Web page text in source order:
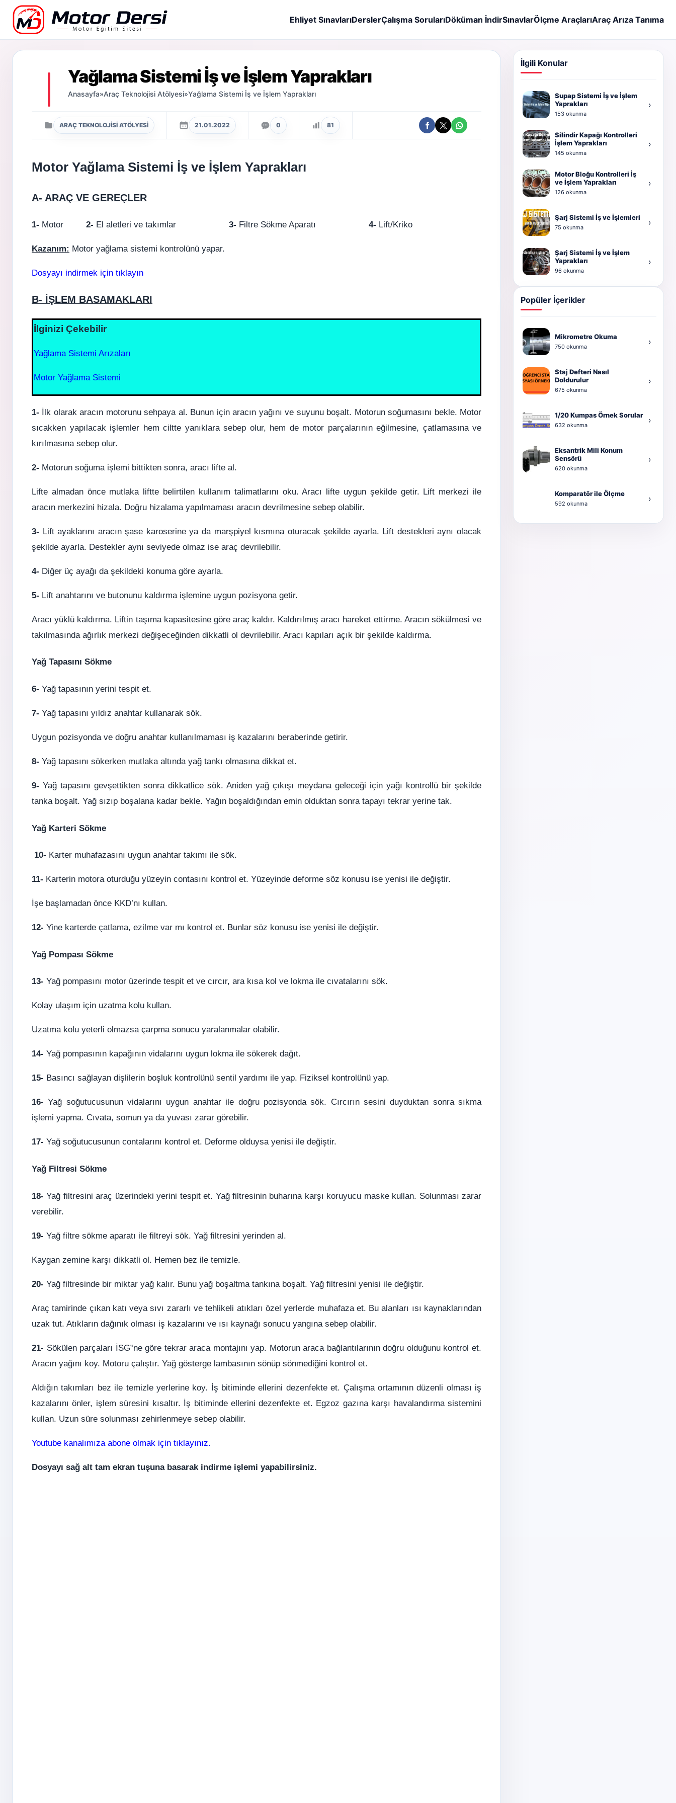
Motor Dersi
Ehliyet SınavlarıDerslerÇalışma SorularıDöküman İndirSınavlarÖlçme AraçlarıAraç Arıza Tanıma
Yağlama Sistemi İş ve İşlem Yaprakları
Anasayfa»Araç Teknolojisi Atölyesi»Yağlama Sistemi İş ve İşlem Yaprakları
ARAÇ TEKNOLOJISI ATÖLYESI 21.01.2022 0 81
Motor Yağlama Sistemi İş ve İşlem Yaprakları
A- ARAÇ VE GEREÇLER
1- Motor 2- El aletleri ve takımlar 3- Filtre Sökme Aparatı 4- Lift/Kriko
Kazanım: Motor yağlama sistemi kontrolünü yapar.
Dosyayı indirmek için tıklayın
B- İŞLEM BASAMAKLARI
İlginizi Çekebilir
Yağlama Sistemi Arızaları
Motor Yağlama Sistemi
1- İlk olarak aracın motorunu sehpaya al. Bunun için aracın yağını ve suyunu boşalt. Motorun soğumasını bekle. Motor
sıcakken yapılacak işlemler hem ciltte yanıklara sebep olur, hem de motor parçalarının eğilmesine, çatlamasına ve
kırılmasına sebep olur.
2- Motorun soğuma işlemi bittikten sonra, aracı lifte al.
Lifte almadan önce mutlaka liftte belirtilen kullanım talimatlarını oku. Aracı lifte uygun şekilde getir. Lift merkezi ile
aracın merkezini hizala. Doğru hizalama yapılmaması aracın devrilmesine sebep olabilir.
3- Lift ayaklarını aracın şase karoserine ya da marşpiyel kısmına oturacak şekilde ayarla. Lift destekleri aynı olacak
şekilde ayarla. Destekler aynı seviyede olmaz ise araç devrilebilir.
4- Diğer üç ayağı da şekildeki konuma göre ayarla.
5- Lift anahtarını ve butonunu kaldırma işlemine uygun pozisyona getir.
Aracı yüklü kaldırma. Liftin taşıma kapasitesine göre araç kaldır. Kaldırılmış aracı hareket ettirme. Aracın sökülmesi ve
takılmasında ağırlık merkezi değişeceğinden dikkatli ol devrilebilir. Aracı kapıları açık bir şekilde kaldırma.
Yağ Tapasını Sökme
6- Yağ tapasının yerini tespit et.
7- Yağ tapasını yıldız anahtar kullanarak sök.
Uygun pozisyonda ve doğru anahtar kullanılmaması iş kazalarını beraberinde getirir.
8- Yağ tapasını sökerken mutlaka altında yağ tankı olmasına dikkat et.
9- Yağ tapasını gevşettikten sonra dikkatlice sök. Aniden yağ çıkışı meydana geleceği için yağı kontrollü bir şekilde
tanka boşalt. Yağ sızıp boşalana kadar bekle. Yağın boşaldığından emin olduktan sonra tapayı tekrar yerine tak.
Yağ Karteri Sökme
10- Karter muhafazasını uygun anahtar takımı ile sök.
11- Karterin motora oturduğu yüzeyin contasını kontrol et. Yüzeyinde deforme söz konusu ise yenisi ile değiştir.
İşe başlamadan önce KKD’nı kullan.
12- Yine karterde çatlama, ezilme var mı kontrol et. Bunlar söz konusu ise yenisi ile değiştir.
Yağ Pompası Sökme
13- Yağ pompasını motor üzerinde tespit et ve cırcır, ara kısa kol ve lokma ile cıvatalarını sök.
Kolay ulaşım için uzatma kolu kullan.
Uzatma kolu yeterli olmazsa çarpma sonucu yaralanmalar olabilir.
14- Yağ pompasının kapağının vidalarını uygun lokma ile sökerek dağıt.
15- Basıncı sağlayan dişlilerin boşluk kontrolünü sentil yardımı ile yap. Fiziksel kontrolünü yap.
16- Yağ soğutucusunun vidalarını uygun anahtar ile doğru pozisyonda sök. Cırcırın sesini duyduktan sonra sıkma
işlemi yapma. Cıvata, somun ya da yuvası zarar görebilir.
17- Yağ soğutucusunun contalarını kontrol et. Deforme olduysa yenisi ile değiştir.
Yağ Filtresi Sökme
18- Yağ filtresini araç üzerindeki yerini tespit et. Yağ filtresinin buharına karşı koruyucu maske kullan. Solunması zarar
verebilir.
19- Yağ filtre sökme aparatı ile filtreyi sök. Yağ filtresini yerinden al.
Kaygan zemine karşı dikkatli ol. Hemen bez ile temizle.
20- Yağ filtresinde bir miktar yağ kalır. Bunu yağ boşaltma tankına boşalt. Yağ filtresini yenisi ile değiştir.
Araç tamirinde çıkan katı veya sıvı zararlı ve tehlikeli atıkları özel yerlerde muhafaza et. Bu alanları ısı kaynaklarından
uzak tut. Atıkların dağınık olması iş kazalarını ve ısı kaynağı sonucu yangına sebep olabilir.
21- Sökülen parçaları İSG‟ne göre tekrar araca montajını yap. Motorun araca bağlantılarının doğru olduğunu kontrol et.
Aracın yağını koy. Motoru çalıştır. Yağ gösterge lambasının sönüp sönmediğini kontrol et.
Aldığın takımları bez ile temizle yerlerine koy. İş bitiminde ellerini dezenfekte et. Çalışma ortamının düzenli olması iş
kazalarını önler, işlem süresini kısaltır. İş bitiminde ellerini dezenfekte et. Egzoz gazına karşı havalandırma sistemini
kullan. Uzun süre solunması zehirlenmeye sebep olabilir.
Youtube kanalımıza abone olmak için tıklayınız.
Dosyayı sağ alt tam ekran tuşuna basarak indirme işlemi yapabilirsiniz.
İlgili Konular
Supap Sistemi İş ve İşlem
Yaprakları
153 okunma
›
Silindir Kapağı Kontrolleri
İşlem Yaprakları
145 okunma
›
Motor Bloğu Kontrolleri İş
ve İşlem Yaprakları
126 okunma
›
Şarj Sistemi İş ve İşlemleri
75 okunma ›
Şarj Sistemi İş ve İşlem
Yaprakları
96 okunma
›
Popüler İçerikler
Mikrometre Okuma
750 okunma ›
Staj Defteri Nasıl
Doldurulur
675 okunma
›
1/20 Kumpas Örnek Sorular
632 okunma ›
Eksantrik Mili Konum
Sensörü
620 okunma
›
Komparatör ile Ölçme
592 okunma ›